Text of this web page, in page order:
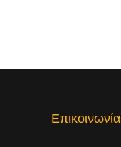
Επικοινωνία